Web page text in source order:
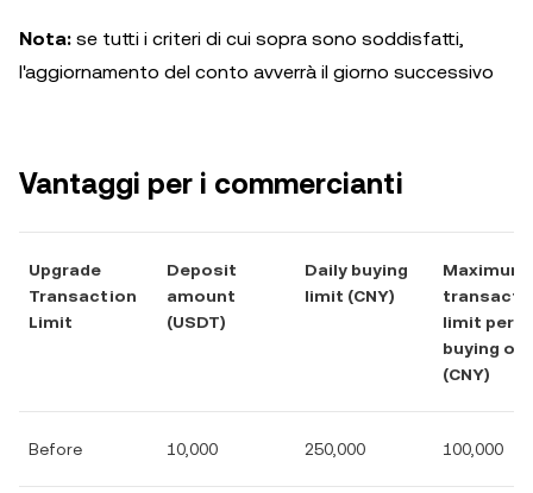
Nota: se tutti i criteri di cui sopra sono soddisfatti,
l'aggiornamento del conto avverrà il giorno successivo
Vantaggi per i commercianti
Upgrade
Transaction
Limit
Deposit
amount
(USDT)
Daily buying
limit (CNY)
Maximum
limit per
buying
(CNY)
Before 10,000 250,000 100,000